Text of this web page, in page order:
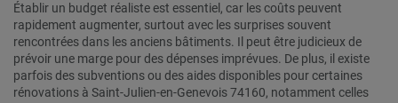
Établir un budget réaliste est essentiel, car les coûts peuvent
rapidement augmenter, surtout avec les surprises souvent
rencontrées dans les anciens bâtiments. Il peut être judicieux de
prévoir une marge pour des dépenses imprévues. De plus, il existe
parfois des subventions ou des aides disponibles pour certaines
rénovations à Saint-Julien-en-Genevois 74160, notamment celles